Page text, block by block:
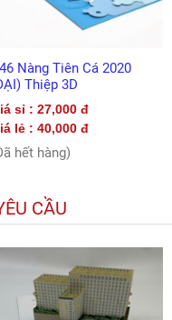
Nàng Tiên Cá 2020
Thiệp 3D
sỉ : 27,000 đ
lẻ : 40,000 đ
hết hàng)
CẦU